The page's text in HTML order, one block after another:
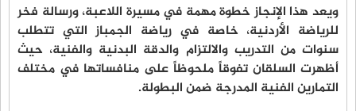
ويعد هذا الإنجاز خطوة مهمة في مسيرة اللاعبة، ورسالة فخر
للرياضة الأردنية، خاصة في رياضة الجمباز التي تتطلب
سنوات من التدريب والالتزام والدقة البدنية والفنية، حيث
أظهرت السلقان تفوقاً ملحوظاً على منافساتها في مختلف
التمارين الفنية المدرجة ضمن البطولة.